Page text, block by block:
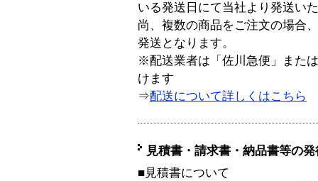
いる発送日にて当社より発送い
尚、複数の商品をご注文の場合
発送となります。
※配送業者は「佐川急便」また
けます
⇒配送について詳しくはこちら
見積書・請求書・納品書等の
■見積書について